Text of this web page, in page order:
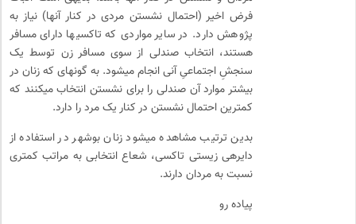
فرض اخیر (احتمال نشستن مردی در کنار آنها) نیاز به
پژوهش دارد. در سایر مواردی که تاکسی­ها دارای مسافر
هستند، انتخاب صندلی از سوی مسافر زن توسط یک
سنجشِ اجتماعیِ آنی انجام می­شود. به گونه­ای که زنان در
بیشتر موارد آن صندلی را برای نشستن انتخاب می­کنند که
کمترین احتمال نشستن در کنار یک مرد را دارد.
بدین ترتیب مشاهده می­شود زنان بوشهر در استفاده از
دایره­ی زیستی تاکسی، شعاع انتخابی به مراتب کمتری
نسبت به مردان دارند.
پیاده­ رو